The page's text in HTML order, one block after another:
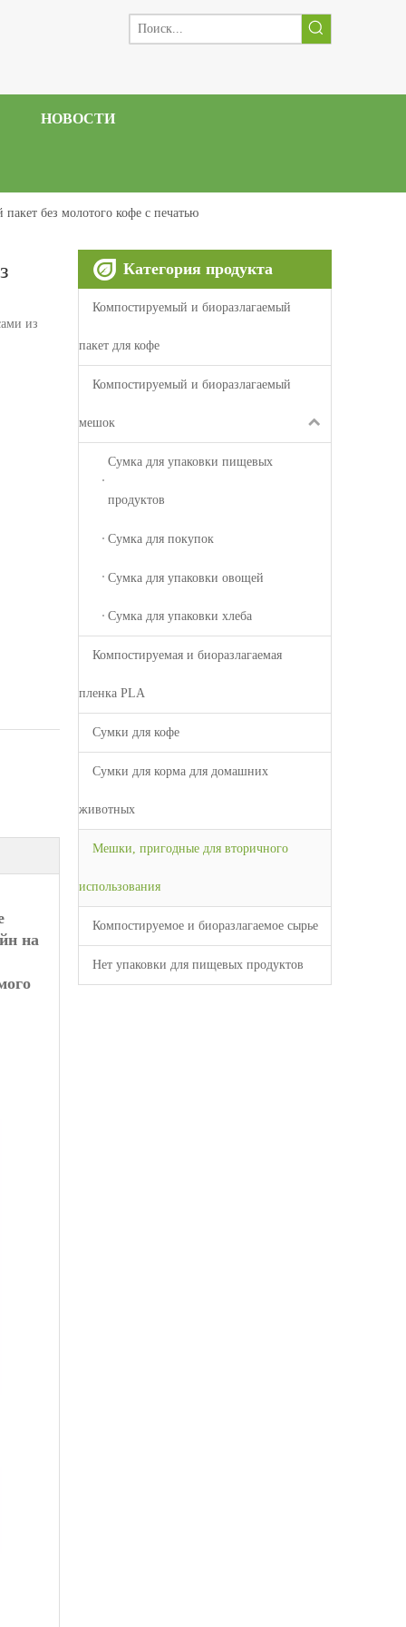
НОВОСТИ
без молотого кофе с печатью
из
на
Категория продукта
Компостируемый и биоразлагаемый
пакет для кофе
Компостируемый и биоразлагаемый
мешок
Сумка для упаковки пищевых
продуктов
Сумка для покупок
Сумка для упаковки овощей
Сумка для упаковки хлеба
Компостируемая и биоразлагаемая
пленка PLA
Сумки для кофе
Сумки для корма для домашних
животных
Мешки, пригодные для вторичного
использования
Компостируемое и биоразлагаемое сырье
Нет упаковки для пищевых продуктов